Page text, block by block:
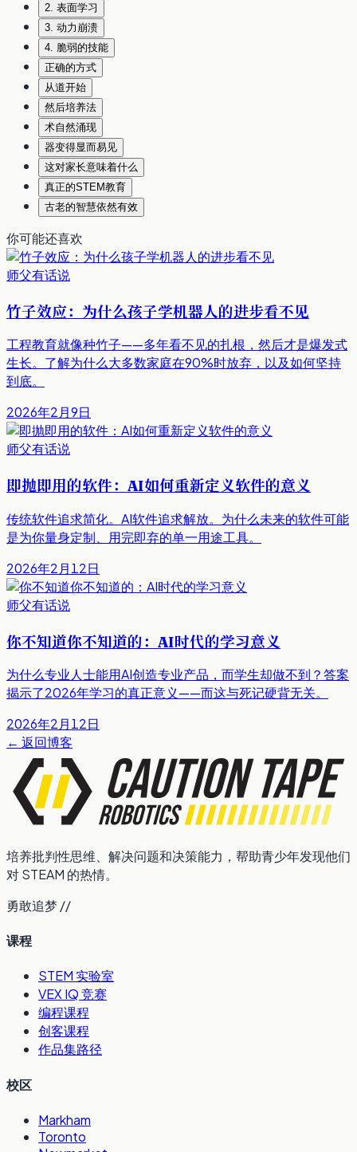
2. 表面学习
3. 动力崩溃
4. 脆弱的技能
正确的方式
从道开始
然后培养法
术自然涌现
器变得显而易见
这对家长意味着什么
真正的STEM教育
古老的智慧依然有效
你可能还喜欢
师父有话说
竹子效应：为什么孩子学机器人的进步看不见
工程教育就像种竹子——多年看不见的扎根，然后才是爆发式
生长。了解为什么大多数家庭在90%时放弃，以及如何坚持
到底。
2026年2月9日
师父有话说
即抛即用的软件：AI如何重新定义软件的意义
传统软件追求简化。AI软件追求解放。为什么未来的软件可能
是为你量身定制、用完即弃的单一用途工具。
2026年2月12日
师父有话说
你不知道你不知道的：AI时代的学习意义
为什么专业人士能用AI创造专业产品，而学生却做不到？答案
揭示了2026年学习的真正意义——而这与死记硬背无关。
2026年2月12日
← 返回博客
培养批判性思维、解决问题和决策能力，帮助青少年发现他们
对 STEAM 的热情。
勇敢追梦 //
课程
STEM 实验室
VEX IQ 竞赛
编程课程
创客课程
作品集路径
校区
Markham
Toronto